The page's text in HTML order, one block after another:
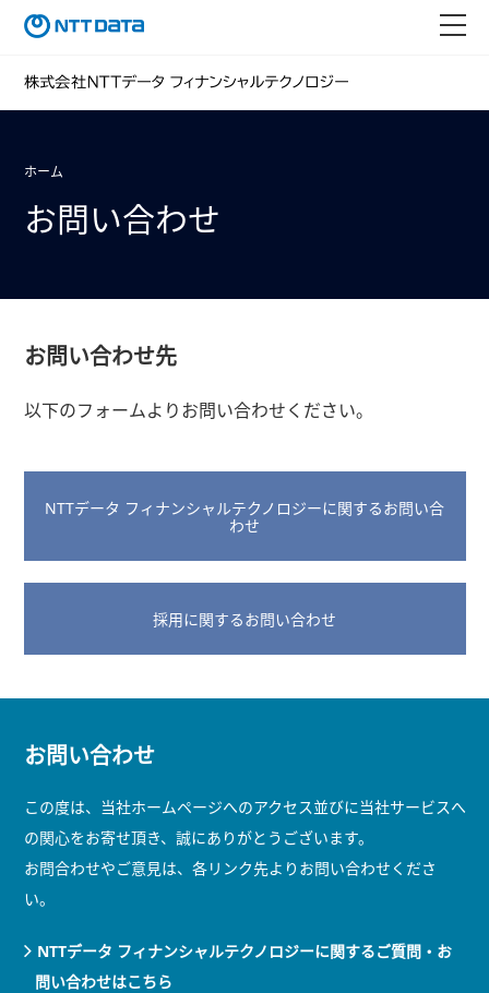
ホーム
お問い合わせ
お問い合わせ先
以下のフォームよりお問い合わせください。
NTTデータ フィナンシャルテクノロジーに関するお問い合
わせ
採用に関するお問い合わせ
お問い合わせ
この度は、当社ホームページへのアクセス並びに当社サービスへ
の関心をお寄せ頂き、誠にありがとうございます。
お問合わせやご意見は、各リンク先よりお問い合わせくださ
い。
NTTデータ フィナンシャルテクノロジーに関するご質問・お
問い合わせはこちら